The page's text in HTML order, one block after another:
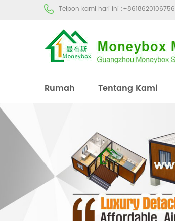
Telpon kami hari ini :+8618620106756
Rumah Tentang Kami